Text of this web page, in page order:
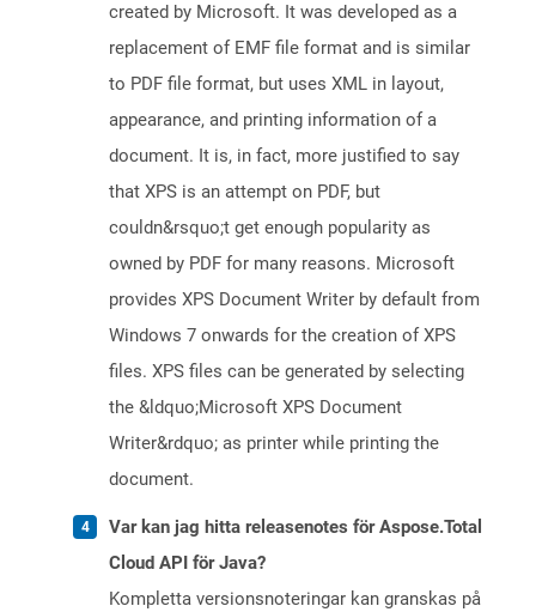
created by Microsoft. It was developed as a
replacement of EMF file format and is similar
to PDF file format, but uses XML in layout,
appearance, and printing information of a
document. It is, in fact, more justified to say
that XPS is an attempt on PDF, but
couldn&rsquo;t get enough popularity as
owned by PDF for many reasons. Microsoft
provides XPS Document Writer by default from
Windows 7 onwards for the creation of XPS
files. XPS files can be generated by selecting
the &ldquo;Microsoft XPS Document
Writer&rdquo; as printer while printing the
document.
Var kan jag hitta releasenotes för Aspose.Total
Cloud API för Java?
Kompletta versionsnoteringar kan granskas på